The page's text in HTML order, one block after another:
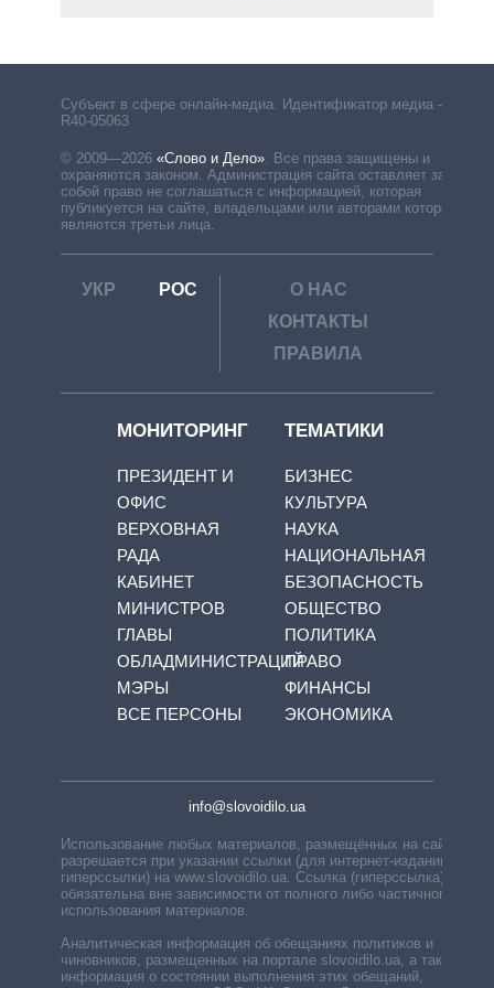
Субъект в сфере онлайн-медиа. Идентификатор медиа –
R40-05063
© 2009—2026 «Слово и Дело»
Все права защищены и
охраняются законом. Администрация сайта оставляет за
собой право не соглашаться с информацией, которая
публикуется на сайте, владельцами или авторами которой
являются третьи лица.
УКР РОС
О НАС
КОНТАКТЫ
ПРАВИЛА
МОНИТОРИНГ
ПРЕЗИДЕНТ И
ОФИС
ВЕРХОВНАЯ
РАДА
КАБИНЕТ
МИНИСТРОВ
ГЛАВЫ
ОБЛАДМИНИСТРАЦИЙ
МЭРЫ
ВСЕ ПЕРСОНЫ
ТЕМАТИКИ
БИЗНЕС
КУЛЬТУРА
НАУКА
НАЦИОНАЛЬНАЯ
БЕЗОПАСНОСТЬ
ОБЩЕСТВО
ПОЛИТИКА
ПРАВО
ФИНАНСЫ
ЭКОНОМИКА
info@slovoidilo.ua
Использование любых материалов, размещённых на сайте,
разрешается при указании ссылки (для интернет-изданий —
гиперссылки) на www.slovoidilo.ua. Ссылка (гиперссылка)
обязательна вне зависимости от полного либо частичного
использования материалов.
Аналитическая информация об обещаниях политиков и
чиновников, размещенных на портале slovoidilo.ua, а также
информация о состоянии выполнения этих обещаний,